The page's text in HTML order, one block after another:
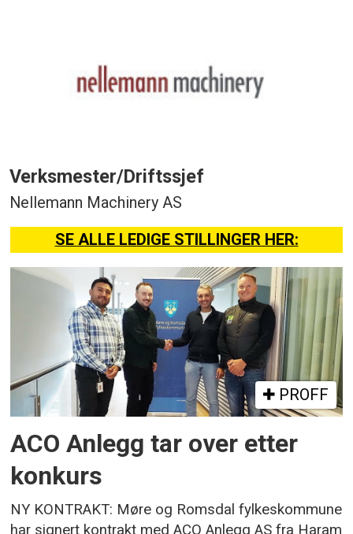
Verksmester/Driftssjef
Nellemann Machinery AS
SE ALLE LEDIGE STILLINGER HER:
PROFF
ACO Anlegg tar over etter
konkurs
NY KONTRAKT: Møre og Romsdal fylkeskommune
har signert kontrakt med ACO Anlegg AS fra Haram